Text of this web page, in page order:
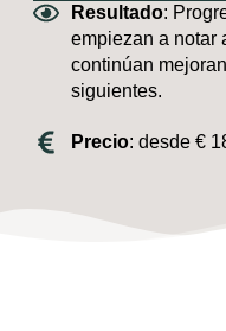
Resultado:
empiezan a notar
continúan
siguientes.
Precio: desde €